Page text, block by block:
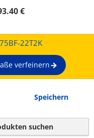
€
22T2K
verfeinern
Speichern
suchen